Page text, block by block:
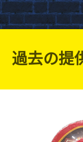
過去の提